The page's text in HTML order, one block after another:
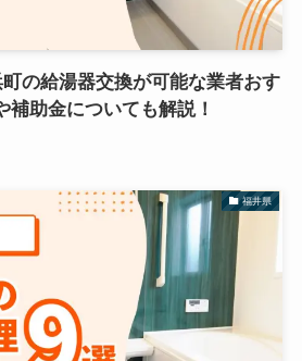
町の給湯器交換が可能な業者おす
補助金についても解説！
福井県